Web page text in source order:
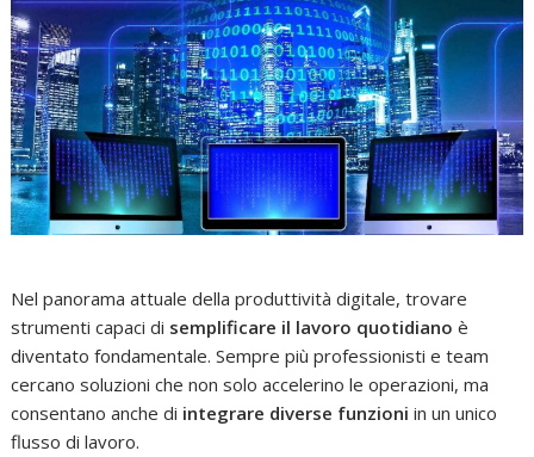
Nel panorama attuale della produttività digitale, trovare
strumenti capaci di semplificare il lavoro quotidiano è
diventato fondamentale. Sempre più professionisti e team
cercano soluzioni che non solo accelerino le operazioni, ma
consentano anche di integrare diverse funzioni in un unico
flusso di lavoro.